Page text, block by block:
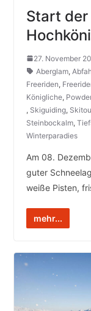
Start der
27. November
Aberglam,
Freeriden,
Königliche,
, Skiguiding,
Steinbockalm,
Winterparadies
Am 08.
guter
weiße Pisten,
mehr...